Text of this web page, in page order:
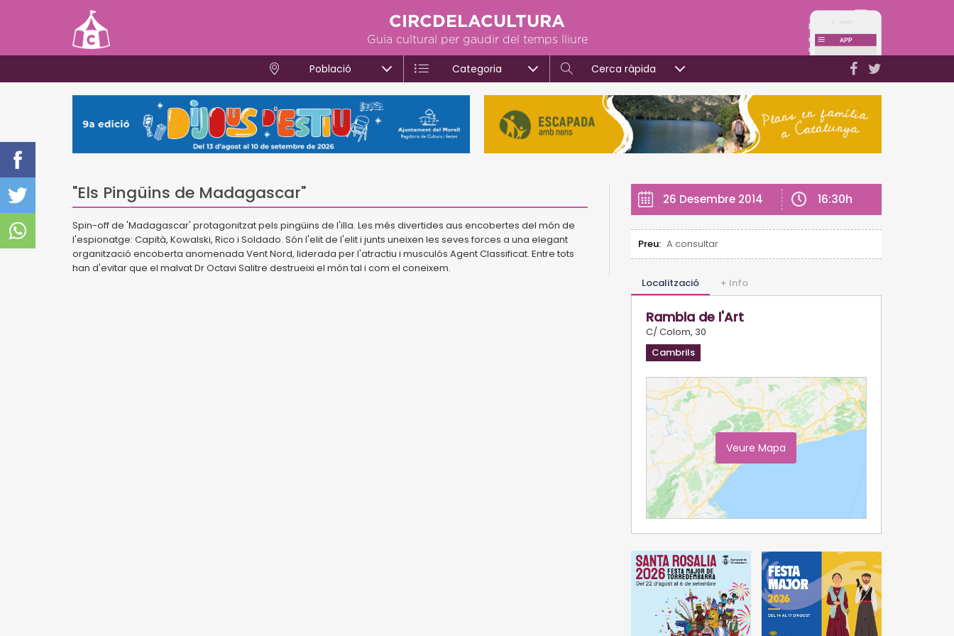
CIRCDELACULTURA
Guia cultural per gaudir del temps lliure
Població Categoria Cerca ràpida
"Els Pingüins de Madagascar"
Spin-off de 'Madagascar' protagonitzat pels pingüins de l'illa. Les més divertides aus encobertes del món de
l'espionatge: Capità, Kowalski, Rico i Soldado. Són l'elit de l'elit i junts uneixen les seves forces a una elegant
organització encoberta anomenada Vent Nord, liderada per l'atractiu i musculós Agent Classificat. Entre tots
han d'evitar que el malvat Dr Octavi Salitre destrueixi el món tal i com el coneixem.
26 Desembre 2014 16:30h
Preu: A consultar
Localització + Info
Rambla de l'Art
C/ Colom, 30
Cambrils
Veure Mapa